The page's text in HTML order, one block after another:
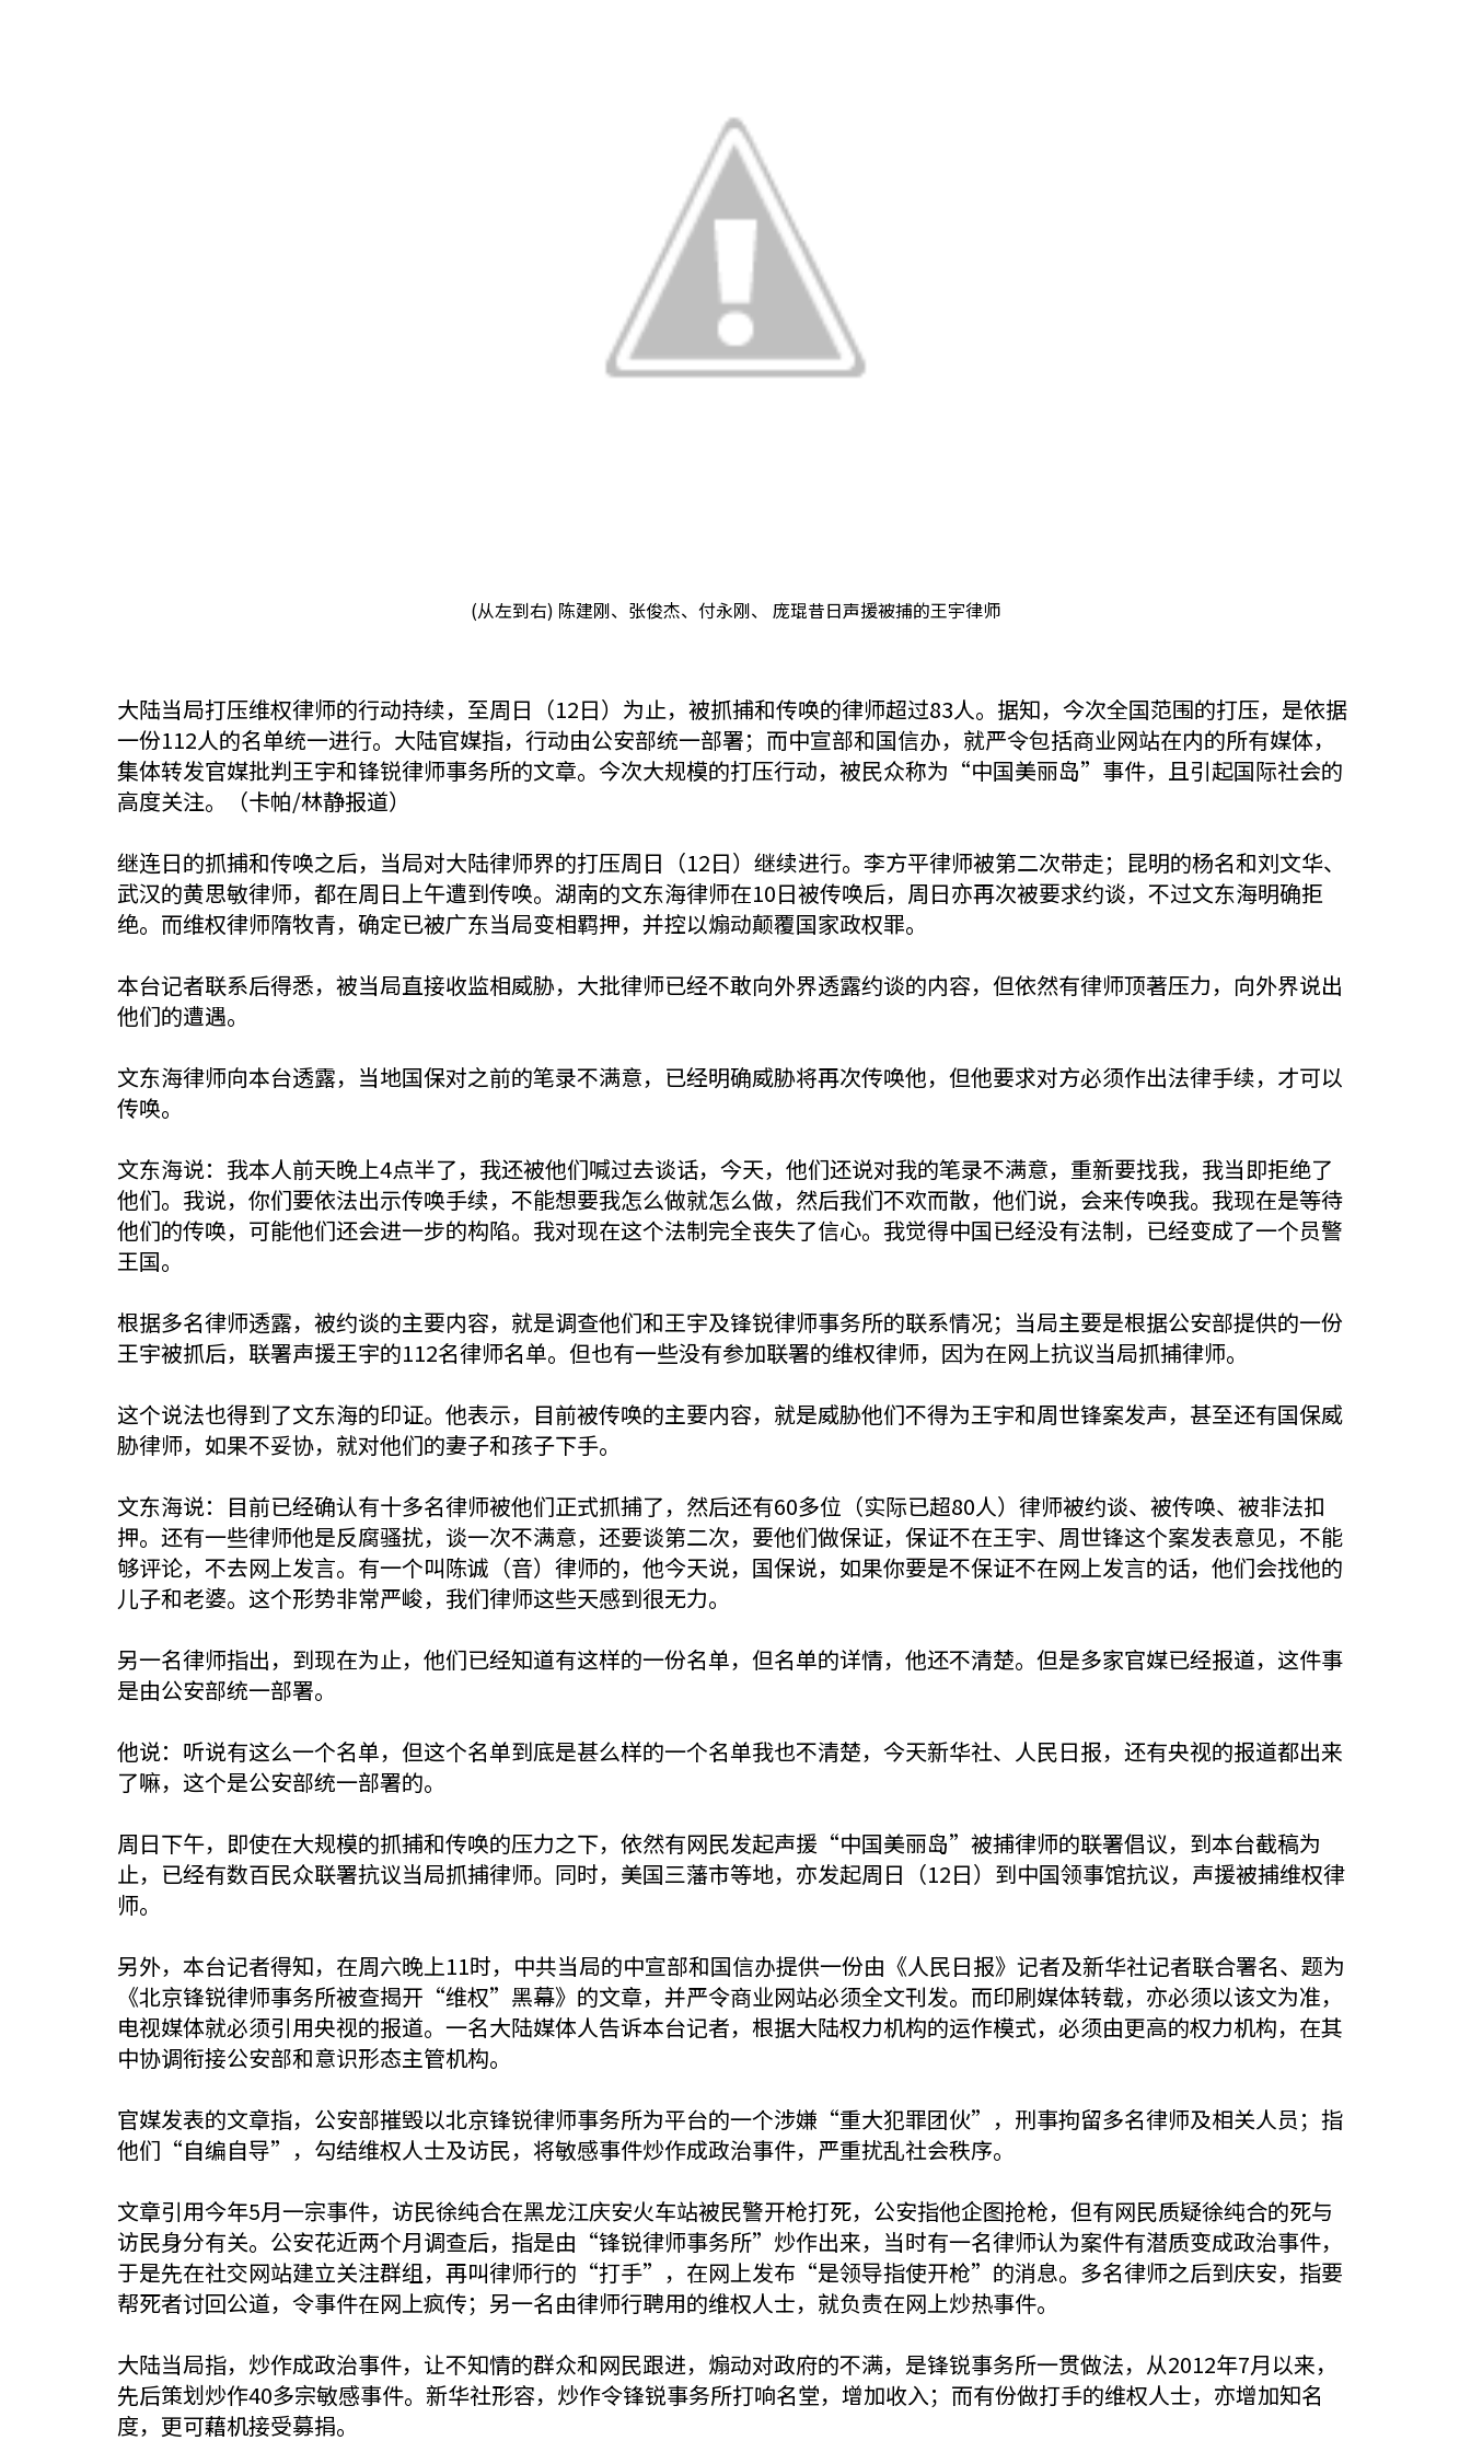
(从左到右) 陈建刚、张俊杰、付永刚、 庞琨昔日声援被捕的王宇律师
大陆当局打压维权律师的行动持续，至周日（12日）为止，被抓捕和传唤的律师超过83人。据知，今次全国范围的打压，是依据
一份112人的名单统一进行。大陆官媒指，行动由公安部统一部署；而中宣部和国信办，就严令包括商业网站在内的所有媒体，
集体转发官媒批判王宇和锋锐律师事务所的文章。今次大规模的打压行动，被民众称为“中国美丽岛”事件，且引起国际社会的
高度关注。（卡帕/林静报道）
继连日的抓捕和传唤之后，当局对大陆律师界的打压周日（12日）继续进行。李方平律师被第二次带走；昆明的杨名和刘文华、
武汉的黄思敏律师，都在周日上午遭到传唤。湖南的文东海律师在10日被传唤后，周日亦再次被要求约谈，不过文东海明确拒
绝。而维权律师隋牧青，确定已被广东当局变相羁押，并控以煽动颠覆国家政权罪。
本台记者联系后得悉，被当局直接收监相威胁，大批律师已经不敢向外界透露约谈的内容，但依然有律师顶著压力，向外界说出
他们的遭遇。
文东海律师向本台透露，当地国保对之前的笔录不满意，已经明确威胁将再次传唤他，但他要求对方必须作出法律手续，才可以
传唤。
文东海说：我本人前天晚上4点半了，我还被他们喊过去谈话，今天，他们还说对我的笔录不满意，重新要找我，我当即拒绝了
他们。我说，你们要依法出示传唤手续，不能想要我怎么做就怎么做，然后我们不欢而散，他们说，会来传唤我。我现在是等待
他们的传唤，可能他们还会进一步的构陷。我对现在这个法制完全丧失了信心。我觉得中国已经没有法制，已经变成了一个员警
王国。
根据多名律师透露，被约谈的主要内容，就是调查他们和王宇及锋锐律师事务所的联系情况；当局主要是根据公安部提供的一份
王宇被抓后，联署声援王宇的112名律师名单。但也有一些没有参加联署的维权律师，因为在网上抗议当局抓捕律师。
这个说法也得到了文东海的印证。他表示，目前被传唤的主要内容，就是威胁他们不得为王宇和周世锋案发声，甚至还有国保威
胁律师，如果不妥协，就对他们的妻子和孩子下手。
文东海说：目前已经确认有十多名律师被他们正式抓捕了，然后还有60多位（实际已超80人）律师被约谈、被传唤、被非法扣
押。还有一些律师他是反腐骚扰，谈一次不满意，还要谈第二次，要他们做保证，保证不在王宇、周世锋这个案发表意见，不能
够评论，不去网上发言。有一个叫陈诚（音）律师的，他今天说，国保说，如果你要是不保证不在网上发言的话，他们会找他的
儿子和老婆。这个形势非常严峻，我们律师这些天感到很无力。
另一名律师指出，到现在为止，他们已经知道有这样的一份名单，但名单的详情，他还不清楚。但是多家官媒已经报道，这件事
是由公安部统一部署。
他说：听说有这么一个名单，但这个名单到底是甚么样的一个名单我也不清楚，今天新华社、人民日报，还有央视的报道都出来
了嘛，这个是公安部统一部署的。
周日下午，即使在大规模的抓捕和传唤的压力之下，依然有网民发起声援“中国美丽岛”被捕律师的联署倡议，到本台截稿为
止，已经有数百民众联署抗议当局抓捕律师。同时，美国三藩市等地，亦发起周日（12日）到中国领事馆抗议，声援被捕维权律
师。
另外，本台记者得知，在周六晚上11时，中共当局的中宣部和国信办提供一份由《人民日报》记者及新华社记者联合署名、题为
《北京锋锐律师事务所被查揭开“维权”黑幕》的文章，并严令商业网站必须全文刊发。而印刷媒体转载，亦必须以该文为准，
电视媒体就必须引用央视的报道。一名大陆媒体人告诉本台记者，根据大陆权力机构的运作模式，必须由更高的权力机构，在其
中协调衔接公安部和意识形态主管机构。
官媒发表的文章指，公安部摧毁以北京锋锐律师事务所为平台的一个涉嫌“重大犯罪团伙”，刑事拘留多名律师及相关人员；指
他们“自编自导”，勾结维权人士及访民，将敏感事件炒作成政治事件，严重扰乱社会秩序。
文章引用今年5月一宗事件，访民徐纯合在黑龙江庆安火车站被民警开枪打死，公安指他企图抢枪，但有网民质疑徐纯合的死与
访民身分有关。公安花近两个月调查后，指是由“锋锐律师事务所”炒作出来，当时有一名律师认为案件有潜质变成政治事件，
于是先在社交网站建立关注群组，再叫律师行的“打手”，在网上发布“是领导指使开枪”的消息。多名律师之后到庆安，指要
帮死者讨回公道，令事件在网上疯传；另一名由律师行聘用的维权人士，就负责在网上炒热事件。
大陆当局指，炒作成政治事件，让不知情的群众和网民跟进，煽动对政府的不满，是锋锐事务所一贯做法，从2012年7月以来，
先后策划炒作40多宗敏感事件。新华社形容，炒作令锋锐事务所打响名堂，增加收入；而有份做打手的维权人士，亦增加知名
度，更可藉机接受募捐。